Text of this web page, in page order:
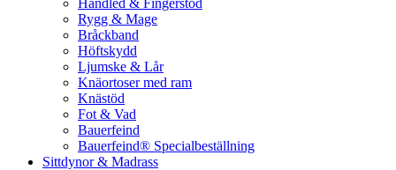
Handled & Fingerstöd
Rygg & Mage
Bråckband
Höftskydd
Ljumske & Lår
Knäortoser med ram
Knästöd
Fot & Vad
Bauerfeind
Bauerfeind® Specialbeställning
Sittdynor & Madrass